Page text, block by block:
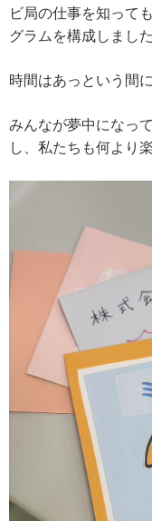
ビ局の仕事を知って
グラムを構成しました
時間はあっという間
みんなが夢中になっ
し、私たちも何より